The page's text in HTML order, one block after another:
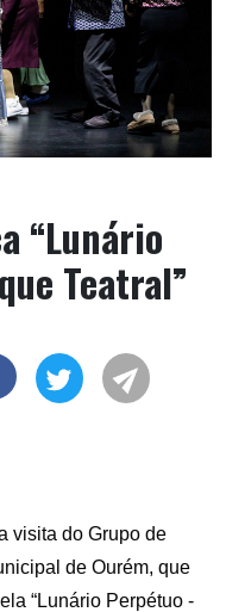
“Lunário
Teatral”
visita do Grupo de
de Ourém, que
“Lunário Perpétuo -